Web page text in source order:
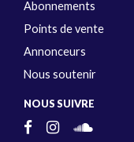
Abonnements
Points de vente
Annonceurs
Nous soutenir
NOUS SUIVRE